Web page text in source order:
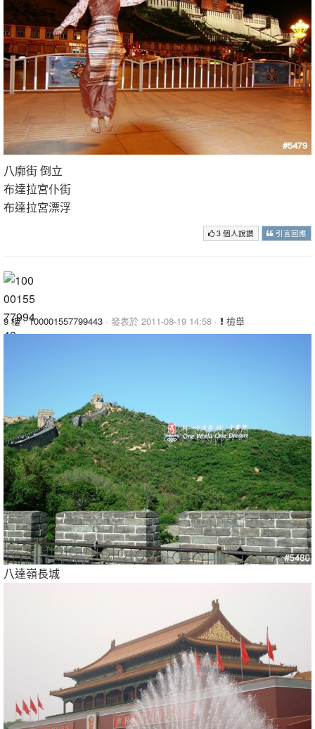
八廓街 倒立
布達拉宮仆街
布達拉宮漂浮
3 個人說讚 引言回應
9 樓·100001557799443 · 發表於 2011-08-19 14:58 · 檢舉
八達嶺長城